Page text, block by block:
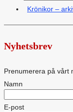
Krönikor –
Nyhetsbrev
Prenumerera på vårt
Namn
E-post